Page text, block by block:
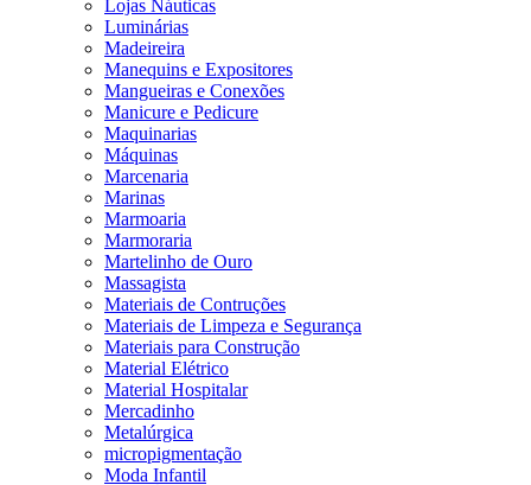
Lojas Náuticas
Luminárias
Madeireira
Manequins e Expositores
Mangueiras e Conexões
Manicure e Pedicure
Maquinarias
Máquinas
Marcenaria
Marinas
Marmoaria
Marmoraria
Martelinho de Ouro
Massagista
Materiais de Contruções
Materiais de Limpeza e Segurança
Materiais para Construção
Material Elétrico
Material Hospitalar
Mercadinho
Metalúrgica
micropigmentação
Moda Infantil